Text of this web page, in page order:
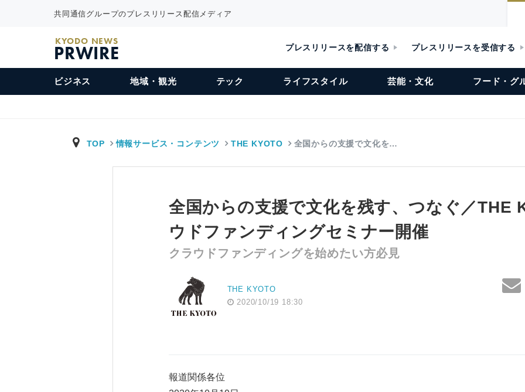
共同通信グループのプレスリリース配信メディア
KYODO NEWS
PRWIRE プレスリリースを配信する プレスリリースを受信する
ビジネス 地域・観光 テック ライフスタイル 芸能・文化 フード・グ
TOP 情報サービス・コンテンツ THE KYOTO 全国からの支援で文化を…
全国からの支援で文化を残す、つなぐ／THE
ウドファンディングセミナー開催
クラウドファンディングを始めたい方必見
THE KYOTO
2020/10/19 18:30
報道関係各位